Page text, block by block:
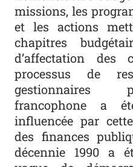
missions, les
et les actions
chapitres
d’affectation des
processus de
gestionnaires
francophone a
influencée par
des finances
décennie 1990 a